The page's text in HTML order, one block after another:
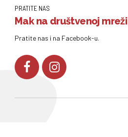
PRATITE NAS
Mak na društvenoj mreži
Pratite nas i na Facebook-u.